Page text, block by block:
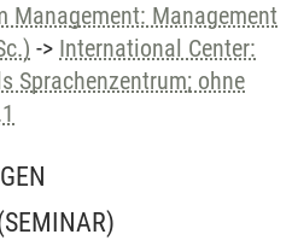
Management: Management
-> International Center:
Sprachenzentrum; ohne